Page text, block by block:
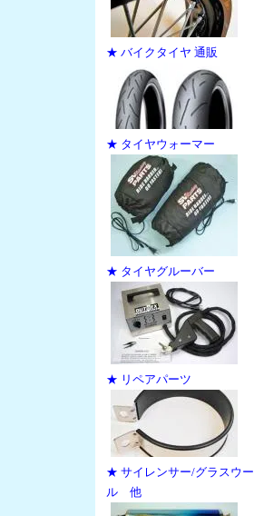
★ バイクタイヤ 通販
★ タイヤウォーマー
★ タイヤグルーバー
★ リペアパーツ
★ サイレンサー/グラスウー
ル 他